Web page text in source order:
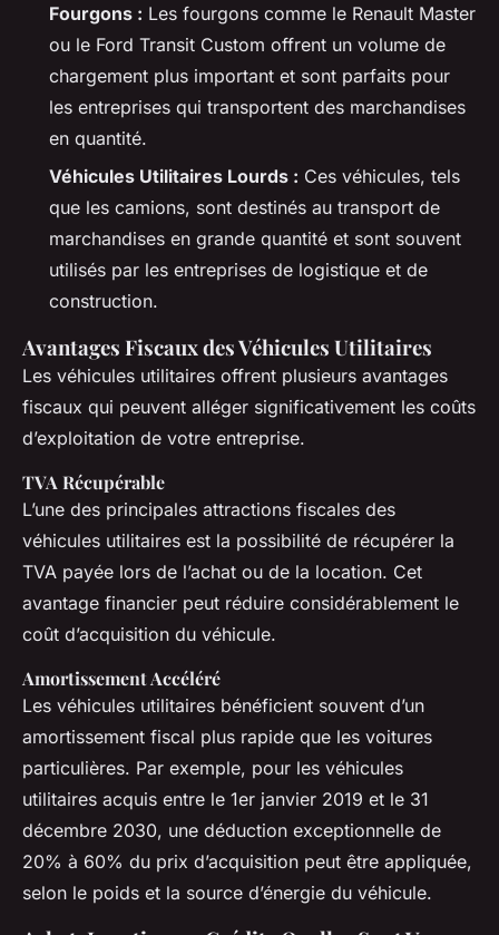
Fourgons : Les fourgons comme le Renault Master
ou le Ford Transit Custom offrent un volume de
chargement plus important et sont parfaits pour
les entreprises qui transportent des marchandises
en quantité.
Véhicules Utilitaires Lourds : Ces véhicules, tels
que les camions, sont destinés au transport de
marchandises en grande quantité et sont souvent
utilisés par les entreprises de logistique et de
construction.
Avantages Fiscaux des Véhicules Utilitaires
Les véhicules utilitaires offrent plusieurs avantages
fiscaux qui peuvent alléger significativement les coûts
d’exploitation de votre entreprise.
TVA Récupérable
L’une des principales attractions fiscales des
véhicules utilitaires est la possibilité de récupérer la
TVA payée lors de l’achat ou de la location. Cet
avantage financier peut réduire considérablement le
coût d’acquisition du véhicule.
Amortissement Accéléré
Les véhicules utilitaires bénéficient souvent d’un
amortissement fiscal plus rapide que les voitures
particulières. Par exemple, pour les véhicules
utilitaires acquis entre le 1er janvier 2019 et le 31
décembre 2030, une déduction exceptionnelle de
20% à 60% du prix d’acquisition peut être appliquée,
selon le poids et la source d’énergie du véhicule.